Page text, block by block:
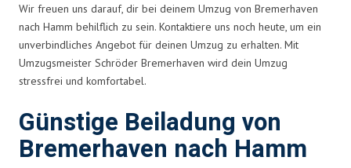
Wir freuen uns darauf, dir bei deinem Umzug von Bremerhaven
nach Hamm behilflich zu sein. Kontaktiere uns noch heute, um ein
unverbindliches Angebot für deinen Umzug zu erhalten. Mit
Umzugsmeister Schröder Bremerhaven wird dein Umzug
stressfrei und komfortabel.
Günstige Beiladung von
Bremerhaven nach Hamm